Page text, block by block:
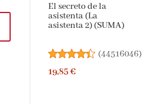
El secreto de la
asistenta (La
asistenta 2) (SUMA)
(44516046)
19,85 €